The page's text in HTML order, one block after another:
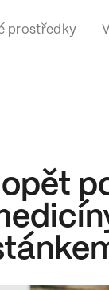
prostředky
opět